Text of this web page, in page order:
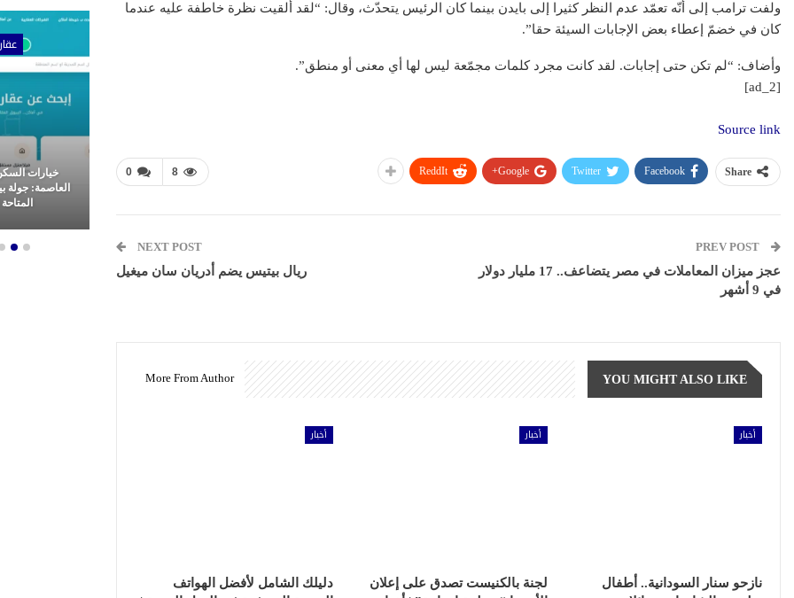
ولفت ترامب إلى أنّه تعمّد عدم النظر كثيرا إلى بايدن بينما كان الرئيس يتحدّث، وقال: “لقد ألقيت نظرة خاطفة عليه عندما
كان في خضمّ إعطاء بعض الإجابات السيئة حقا”.
وأضاف: “لم تكن حتى إجابات. لقد كانت مجرد كلمات مجمّعة ليس لها أي معنى أو منطق”.
[ad_2]
Source link
0 8 Share
Facebook
Twitter
Google+
ReddIt
عجز ميزان المعاملات في مصر يتضاعف.. 17 مليار دولار
في 9 أشهر
NEXT POST
ريال بيتيس يضم أدريان سان ميغيل
YOU MIGHT ALSO LIKE
More From Author
أخبار
نازحو سنار السودانية.. أطفال
أخبار
لجنة بالكنيست تصدق على إعلان
أخبار
دليلك الشامل لأفضل الهواتف
تطبيق سكن العقاري: ثورة
مشاريع شركة الأولى للتطوير
العقاري.. ريادة وتميز في غرب
خيارات
العاصمة: جولة
المتاحة